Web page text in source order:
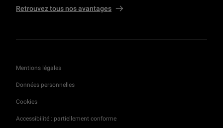
Retrouvez tous nos avantages
Mentions légales
Données personnelles
Cookies
Accessibilité : partiellement conforme